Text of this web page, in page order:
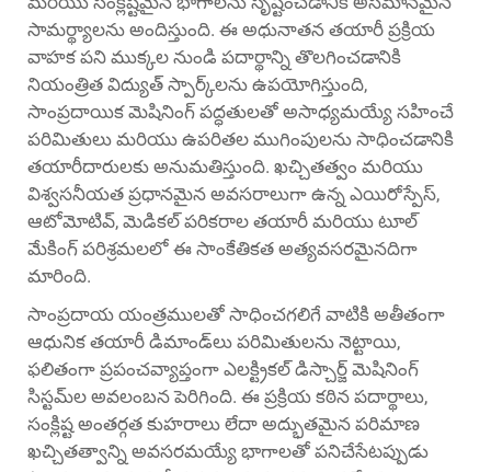
సామర్థ్యాలను అందిస్తుంది. ఈ అధునాతన తయారీ ప్రక్రియ
వాహక పని ముక్కల నుండి పదార్థాన్ని తొలగించడానికి
నియంత్రిత విద్యుత్ స్పార్క్‌లను ఉపయోగిస్తుంది,
సాంప్రదాయిక మెషినింగ్ పద్ధతులతో అసాధ్యమయ్యే సహించే
పరిమితులు మరియు ఉపరితల ముగింపులను సాధించడానికి
తయారీదారులకు అనుమతిస్తుంది. ఖచ్చితత్వం మరియు
విశ్వసనీయత ప్రధానమైన అవసరాలుగా ఉన్న ఎయిరోస్పేస్,
ఆటోమోటివ్, మెడికల్ పరికరాల తయారీ మరియు టూల్
మేకింగ్ పరిశ్రమలలో ఈ సాంకేతికత అత్యవసరమైనదిగా
మారింది.
సాంప్రదాయ యంత్రములతో సాధించగలిగే వాటికి అతీతంగా
ఆధునిక తయారీ డిమాండ్‌లు పరిమితులను నెట్టాయి,
ఫలితంగా ప్రపంచవ్యాప్తంగా ఎలక్ట్రికల్ డిస్చార్జ్ మెషినింగ్
సిస్టమ్‌ల అవలంబన పెరిగింది. ఈ ప్రక్రియ కఠిన పదార్థాలు,
సంక్లిష్ట అంతర్గత కుహరాలు లేదా అద్భుతమైన పరిమాణ
ఖచ్చితత్వాన్ని అవసరమయ్యే భాగాలతో పనిచేసేటప్పుడు